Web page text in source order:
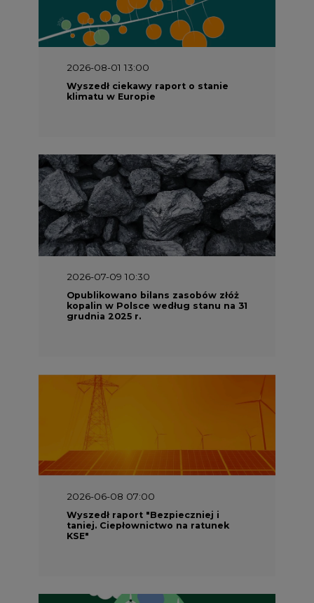
2026-08-01 13:00
Wyszedł ciekawy raport o stanie
klimatu w Europie
2026-07-09 10:30
Opublikowano bilans zasobów złóż
kopalin w Polsce według stanu na 31
grudnia 2025 r.
2026-06-08 07:00
Wyszedł raport "Bezpieczniej i
taniej. Ciepłownictwo na ratunek
KSE"